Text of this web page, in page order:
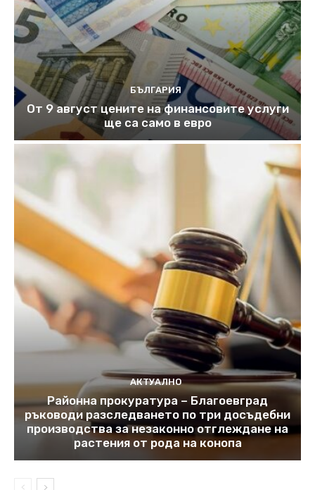
БЪЛГАРИЯ
От 9 август цените на финансовите услуги
ще са само в евро
АКТУАЛНО
Районна прокуратура – Благоевград
ръководи разследването по три досъдебни
производства за незаконно отглеждане на
растения от рода на конопа